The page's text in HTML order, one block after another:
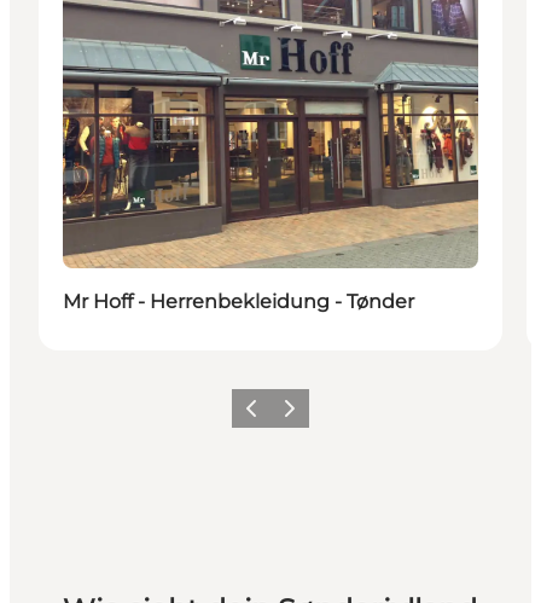
Mr Hoff - Herrenbekleidung - Tønder
ZurückWeiter